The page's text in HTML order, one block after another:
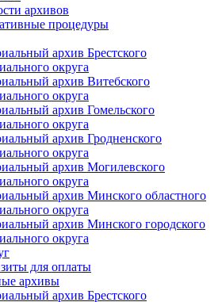
архивов
процедуры
архив Брестского
округа
архив Витебского
округа
архив Гомельского
округа
архив Гродненского
округа
архив Могилевского
округа
архив Минского областного
округа
архив Минского городского
округа
для оплаты
архивы
архив Брестского